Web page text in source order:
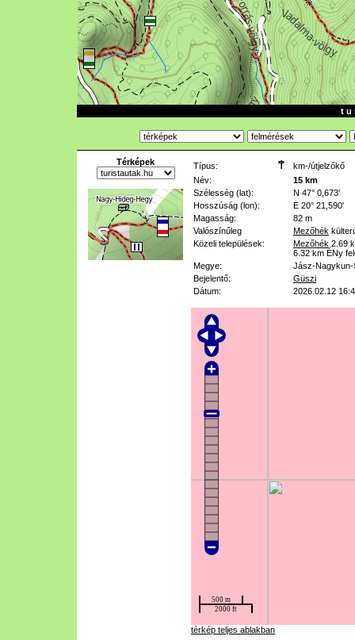
t u
Térképek Típus:
km-/útjelzőkő
Név:
15 km
Szélesség (lat):
N 47° 0,673'
Hosszúság (lon):
E 20° 21,590'
Magasság:
82 m
Valószínűleg
Mezőhék
Közeli települések:
Mezőhék 2.69
6.32 km ÉNy
Megye:
Jász-Nagykun-
Bejelentő:
Güszi
Dátum:
2026.02.12
térkép teljes ablakban